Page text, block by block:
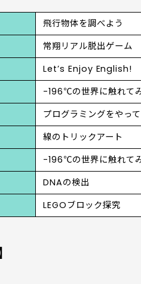
飛行物体を調べよう
常翔リアル脱出ゲーム
Let’s Enjoy English!
-196℃の世界に触れて
プログラミングをやっ
線のトリックアート
-196℃の世界に触れて
DNAの検出
LEGOブロック探究